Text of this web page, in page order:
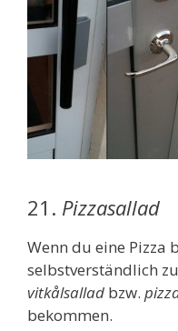
21. Pizzasallad
Wenn du eine Pizza
selbstverständlich
vitkålsallad bzw.
bekommen.